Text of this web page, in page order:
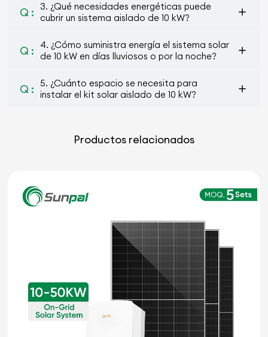
Q :
3. ¿Qué necesidades energéticas puede
cubrir un sistema aislado de 10 kW?
Q :
4. ¿Cómo suministra energía el sistema solar
de 10 kW en días lluviosos o por la noche?
Q :
5. ¿Cuánto espacio se necesita para
instalar el kit solar aislado de 10 kW?
Productos relacionados